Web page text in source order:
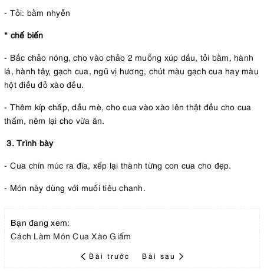
- Tỏi: bằm nhyễn
* chế biến
- Bắc chảo nóng, cho vào chảo 2 muỗng xúp dầu, tỏi bằm, hành
lá, hành tây, gạch cua, ngũ vị hương, chút màu gạch cua hay màu
hột điều đỏ xào đều.
- Thêm kíp chấp, dầu mè, cho cua vào xào lên thật đều cho cua
thấm, nêm lại cho vừa ăn.
3. Trình bày
- Cua chín múc ra đĩa, xếp lại thành từng con cua cho đẹp.
- Món này dùng với muối tiêu chanh.
Bạn đang xem:
Cách Làm Món Cua Xào Giấm
Bài trước Bài sau